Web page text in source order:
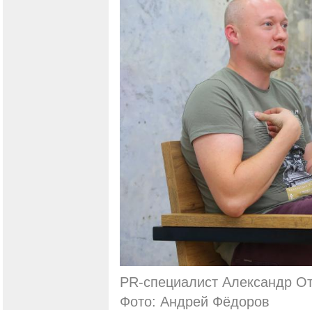
PR-специалист Александр
Фото: Андрей Фёдоров